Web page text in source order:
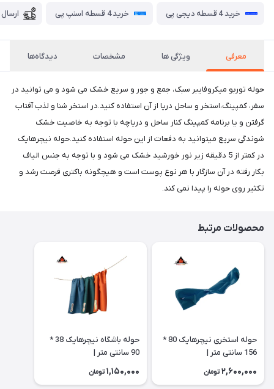
خرید 4 قسطه دیجی پی خرید 4 قسطه اسنپ پی
معرفی ویژگی ها مشخصات دیدگاه‌ها
حوله توربو میکروفایبر سبک، جمع و جور و سریع خشک می شود و می توانید در
سفر، کمپینگ،استخر و ساحل دریا از آن استفاده کنید.در استخر شنا و لذب آفتاب
گرفتن و یا برنامه کمپینگ کنار ساحل و دریاچه با توجه به خاصیت خشک
شوندگی سریع میتوانید به دفعات از این حوله استفاده کنید.حوله نیچرهایک
در کمتر از 5 دقیقه زیر نور خورشید خشک می شود و با توجه به جنس الیاف
بکار رفته در آن سازگار با هر نوع پوست است و هیچگونه باکتری فرصت رشد و
تکثیر روی حوله را پیدا نمی کند.
محصولات مرتبط
حوله استخری نیچرهایک 80 *
156 سانتی متر |
CNK2300SS010
2,600,000 تومان
حوله باشگاه نیچرهایک 38 *
90 سانتی متر |
CNK2300SS010
1,150,000 تومان